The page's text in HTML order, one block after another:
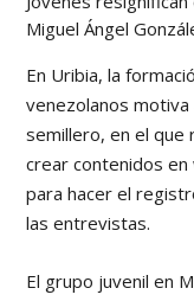
Miguel Ángel
En Uribia, la
venezolanos
semillero, en el que
crear contenidos en
para hacer el
las entrevistas.
El grupo juvenil en